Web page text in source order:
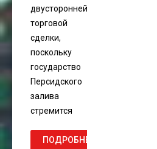
двусторонней
торговой
сделки,
поскольку
государство
Персидского
залива
стремится
ПОДРОБНЕЕ...